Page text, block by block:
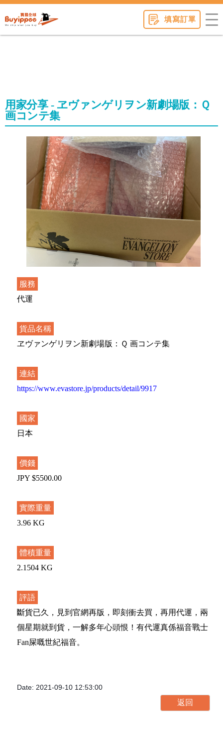
填寫訂單
用家分享 - ヱヴァンゲリヲン新劇場版：Ｑ
画コンテ集
服務
代運
貨品名稱
ヱヴァンゲリヲン新劇場版：Ｑ 画コンテ集
連結
https://www.evastore.jp/products/detail/9917
國家
日本
價錢
JPY $5500.00
實際重量
3.96 KG
體積重量
2.1504 KG
評語
斷貨已久，見到官網再版，即刻衝去買，再用代運，兩
個星期就到貨，一解多年心頭恨！有代運真係福音戰士
Fan屎嘅世紀福音。
Date: 2021-09-10 12:53:00